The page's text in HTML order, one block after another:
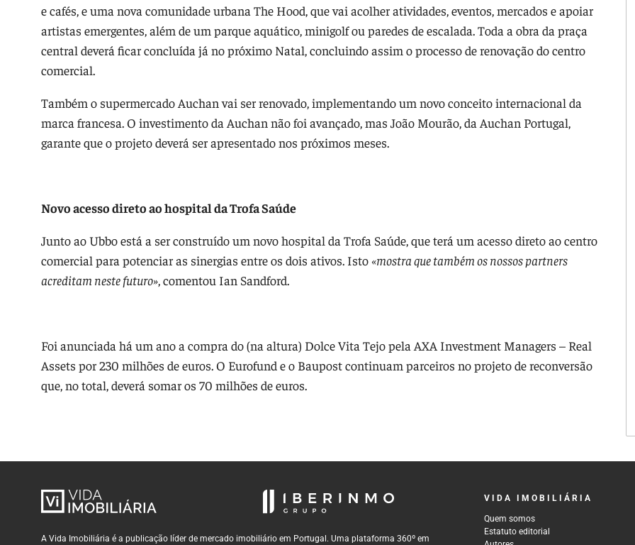
e cafés, e uma nova comunidade urbana The Hood, que vai acolher atividades, eventos, mercados e apoiar
artistas emergentes, além de um parque aquático, minigolf ou paredes de escalada. Toda a obra da praça
central deverá ficar concluída já no próximo Natal, concluindo assim o processo de renovação do centro
comercial.
Também o supermercado Auchan vai ser renovado, implementando um novo conceito internacional da
marca francesa. O investimento da Auchan não foi avançado, mas João Mourão, da Auchan Portugal,
garante que o projeto deverá ser apresentado nos próximos meses.
Novo acesso direto ao hospital da Trofa Saúde
Junto ao Ubbo está a ser construído um novo hospital da Trofa Saúde, que terá um acesso direto ao centro
comercial para potenciar as sinergias entre os dois ativos. Isto «mostra que também os nossos partners
acreditam neste futuro», comentou Ian Sandford.
Foi anunciada há um ano a compra do (na altura) Dolce Vita Tejo pela AXA Investment Managers – Real
Assets por 230 milhões de euros. O Eurofund e o Baupost continuam parceiros no projeto de reconversão
que, no total, deverá somar os 70 milhões de euros.
A Vida Imobiliária é a publicação líder de mercado imobiliário em Portugal. Uma plataforma 360º em
VIDA IMOBILIÁRIA
Quem somos
Estatuto editorial